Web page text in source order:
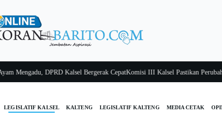
DPRD Kalsel Bergerak CepatKomisi III Kalsel Pastikan Perubahan
LEGISLATIF KALSEL KALTENG LEGISLATIF KALTENG MEDIA CETAK